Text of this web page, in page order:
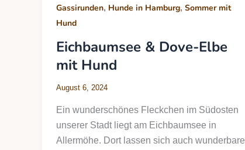
Gassirunden, Hunde in Hamburg, Sommer mit
Hund
Eichbaumsee & Dove-Elbe
mit Hund
August 6, 2024
Ein wunderschönes Fleckchen im Südosten
unserer Stadt liegt am Eichbaumsee in
Allermöhe. Dort lassen sich auch wunderbare